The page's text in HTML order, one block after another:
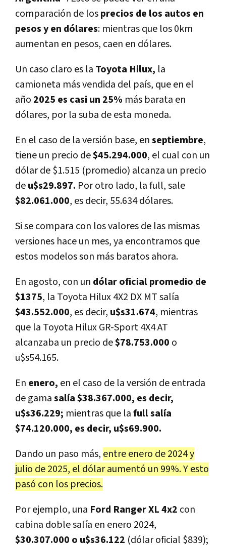
comparación de losprecios de los autos en
pesos y en dólares: mientras que los 0km
aumentan en pesos, caen en dólares.
Un caso claro es la Toyota Hilux, la
camioneta más vendida del país, que en el
año 2025 es casi un 25% más barata en
dólares, por la suba de esta moneda.
En el caso de la versión base, enseptiembre,
tiene un precio de$45.294.000, el cual con un
dólar de $1.515 (promedio) alcanza un precio
deu$s29.897. Por otro lado, la full, sale
$82.061.000, es decir, 55.634 dólares.
Si se compara con los valores de las mismas
versiones hace un mes, ya encontramos que
estos modelos son más baratos ahora.
En agosto, con un dólar oficial promedio de
$1375, la Toyota Hilux 4X2 DX MT salía
$43.552.000, es decir, u$s31.674, mientras
que la Toyota Hilux GR-Sport 4X4 AT
alcanzaba un precio de$78.753.000 o
u$s54.165.
En enero, en el caso de la versión de entrada
de gamasalía $38.367.000, es decir,
u$s36.229; mientras que lafull salía
$74.120.000, es decir, u$s69.900.
Dando un paso más, entre enero de 2024 y
julio de 2025, el dólar aumentó un 99%. Y esto
pasó con los precios.
Por ejemplo, una Ford Ranger XL 4x2 con
cabina doble salía en enero 2024,
$30.307.000 o u$s36.122 (dólar oficial $839);